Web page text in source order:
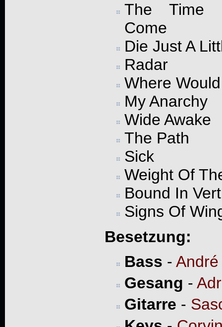
The Time
Come
Die Just A
Radar
Where
My Anarchy
Wide Awake
The Path
Sick
Weight Of
Bound In
Signs Of
Besetzung:
Bass -
Gesang -
Gitarre -